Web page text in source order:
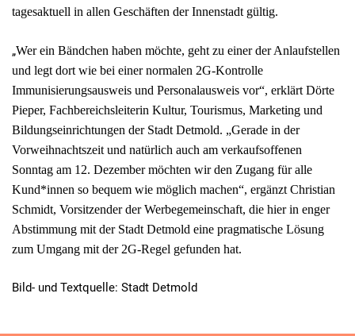
tagesaktuell in allen Geschäften der Innenstadt gültig.
„Wer ein Bändchen haben möchte, geht zu einer der Anlaufstellen
und legt dort wie bei einer normalen 2G-Kontrolle
Immunisierungsausweis und Personalausweis vor“, erklärt Dörte
Pieper, Fachbereichsleiterin Kultur, Tourismus, Marketing und
Bildungseinrichtungen der Stadt Detmold. „Gerade in der
Vorweihnachtszeit und natürlich auch am verkaufsoffenen
Sonntag am 12. Dezember möchten wir den Zugang für alle
Kund*innen so bequem wie möglich machen“, ergänzt Christian
Schmidt, Vorsitzender der Werbegemeinschaft, die hier in enger
Abstimmung mit der Stadt Detmold eine pragmatische Lösung
zum Umgang mit der 2G-Regel gefunden hat.
Bild- und Textquelle: Stadt Detmold